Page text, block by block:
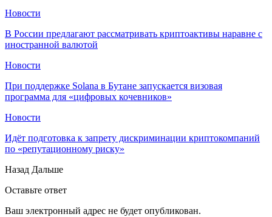
Новости
В России предлагают рассматривать криптоактивы наравне с
иностранной валютой
Новости
При поддержке Solana в Бутане запускается визовая
программа для «цифровых кочевников»
Новости
Идёт подготовка к запрету дискриминации криптокомпаний
по «репутационному риску»
Назад Дальше
Оставьте ответ
Ваш электронный адрес не будет опубликован.